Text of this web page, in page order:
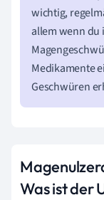
wichtig,
allem wenn du
Medikamente
Geschwüren
Was ist der